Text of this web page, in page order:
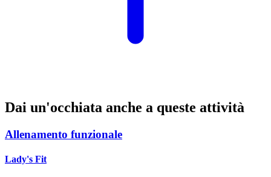
Dai un'occhiata anche a queste attività
Allenamento funzionale
Lady's Fit